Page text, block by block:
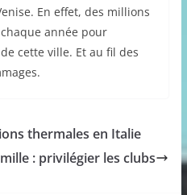
En effet, des millions
année pour
cette ville. Et au fil des
thermales en Italie
: privilégier les clubs